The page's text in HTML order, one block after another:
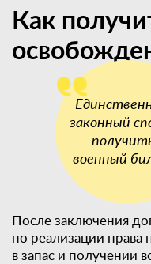
Как
После заключения
по реализации права
в запас и получении